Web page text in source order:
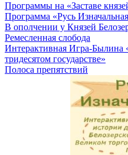
Программы на «Заставе
Программа «Русь
В ополчении у Князей
Ремесленная слобода
Интерактивная Игра-Былина
тридесятом государстве»
Полоса препятствий